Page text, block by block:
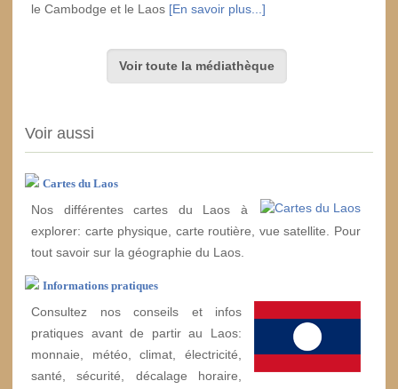
le Cambodge et le Laos [En savoir plus...]
Voir toute la médiathèque
Voir aussi
Cartes du Laos
Nos différentes cartes du Laos à
explorer: carte physique, carte routière, vue satellite. Pour
tout savoir sur la géographie du Laos.
Informations pratiques
Consultez nos conseils et infos
pratiques avant de partir au Laos:
monnaie, météo, climat, électricité,
santé, sécurité, décalage horaire,